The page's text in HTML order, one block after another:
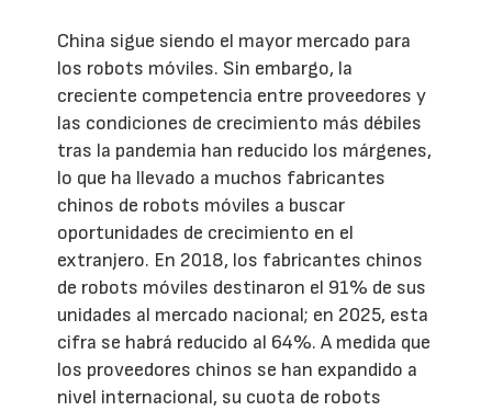
China sigue siendo el mayor mercado para
los robots móviles. Sin embargo, la
creciente competencia entre proveedores y
las condiciones de crecimiento más débiles
tras la pandemia han reducido los márgenes,
lo que ha llevado a muchos fabricantes
chinos de robots móviles a buscar
oportunidades de crecimiento en el
extranjero. En 2018, los fabricantes chinos
de robots móviles destinaron el 91% de sus
unidades al mercado nacional; en 2025, esta
cifra se habrá reducido al 64%. A medida que
los proveedores chinos se han expandido a
nivel internacional, su cuota de robots